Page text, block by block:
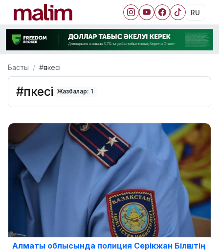
RU
Басты #әпкесі
#әпкесі Жазбалар: 1
Алматы облысында полиция Серікжан Біләштің